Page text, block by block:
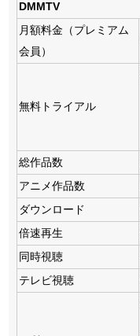
DMMTV
月額料金（プレミアム
会員）
無料トライアル
総作品数
アニメ作品数
ダウンロード
倍速再生
同時視聴
テレビ視聴